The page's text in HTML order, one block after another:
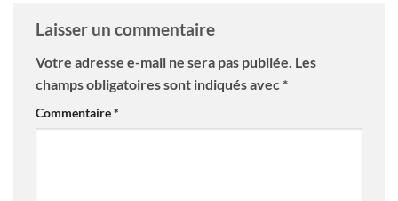
Laisser un commentaire
Votre adresse e-mail ne sera pas publiée. Les
champs obligatoires sont indiqués avec*
Commentaire*